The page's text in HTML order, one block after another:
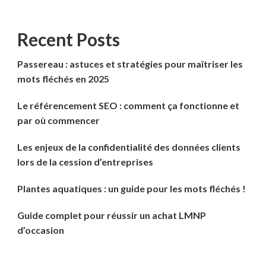
Recent Posts
Passereau : astuces et stratégies pour maîtriser les
mots fléchés en 2025
Le référencement SEO : comment ça fonctionne et
par où commencer
Les enjeux de la confidentialité des données clients
lors de la cession d’entreprises
Plantes aquatiques : un guide pour les mots fléchés !
Guide complet pour réussir un achat LMNP
d’occasion